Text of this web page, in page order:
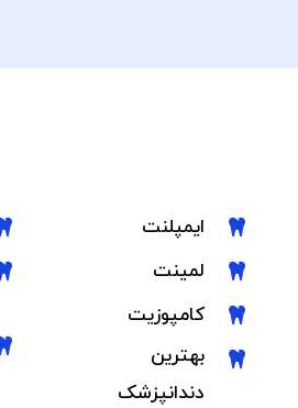
ایمپلنت
لمینت
کامپوزیت
بهترین
دندانپزشک